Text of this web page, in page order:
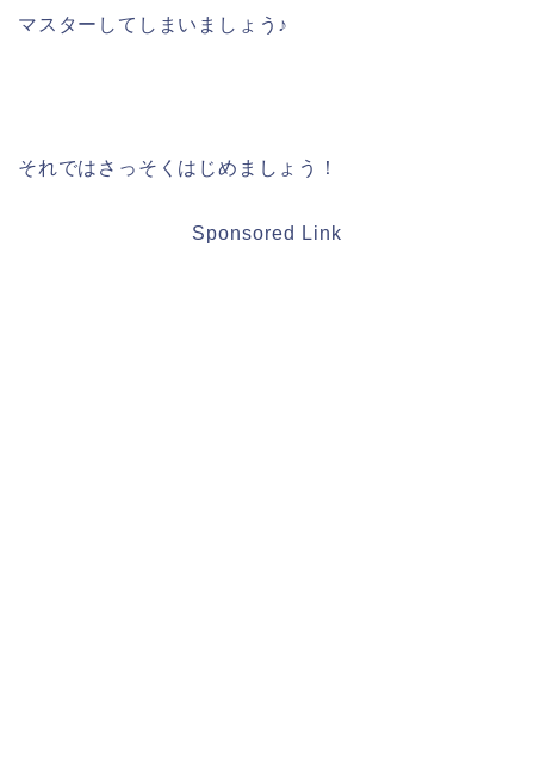
マスターしてしまいましょう♪
それではさっそくはじめましょう！
Sponsored Link